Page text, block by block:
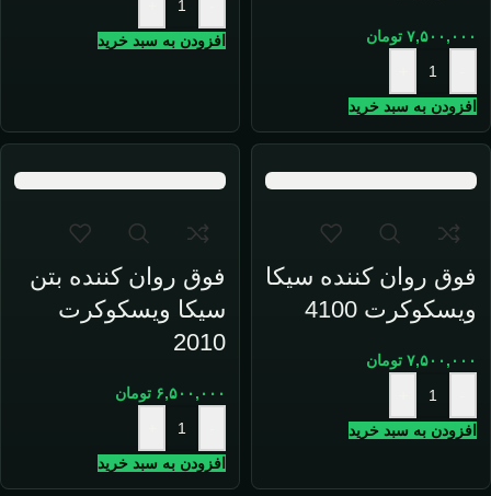
۷,۵۰۰,۰۰۰ تومان
افزودن به سبد خرید
افزودن به سبد خرید
فوق روان کننده سیکا
ویسکوکرت 4100
۷,۵۰۰,۰۰۰ تومان
افزودن به سبد خرید
فوق روان کننده بتن
سیکا ویسکوکرت
2010
۶,۵۰۰,۰۰۰ تومان
افزودن به سبد خرید